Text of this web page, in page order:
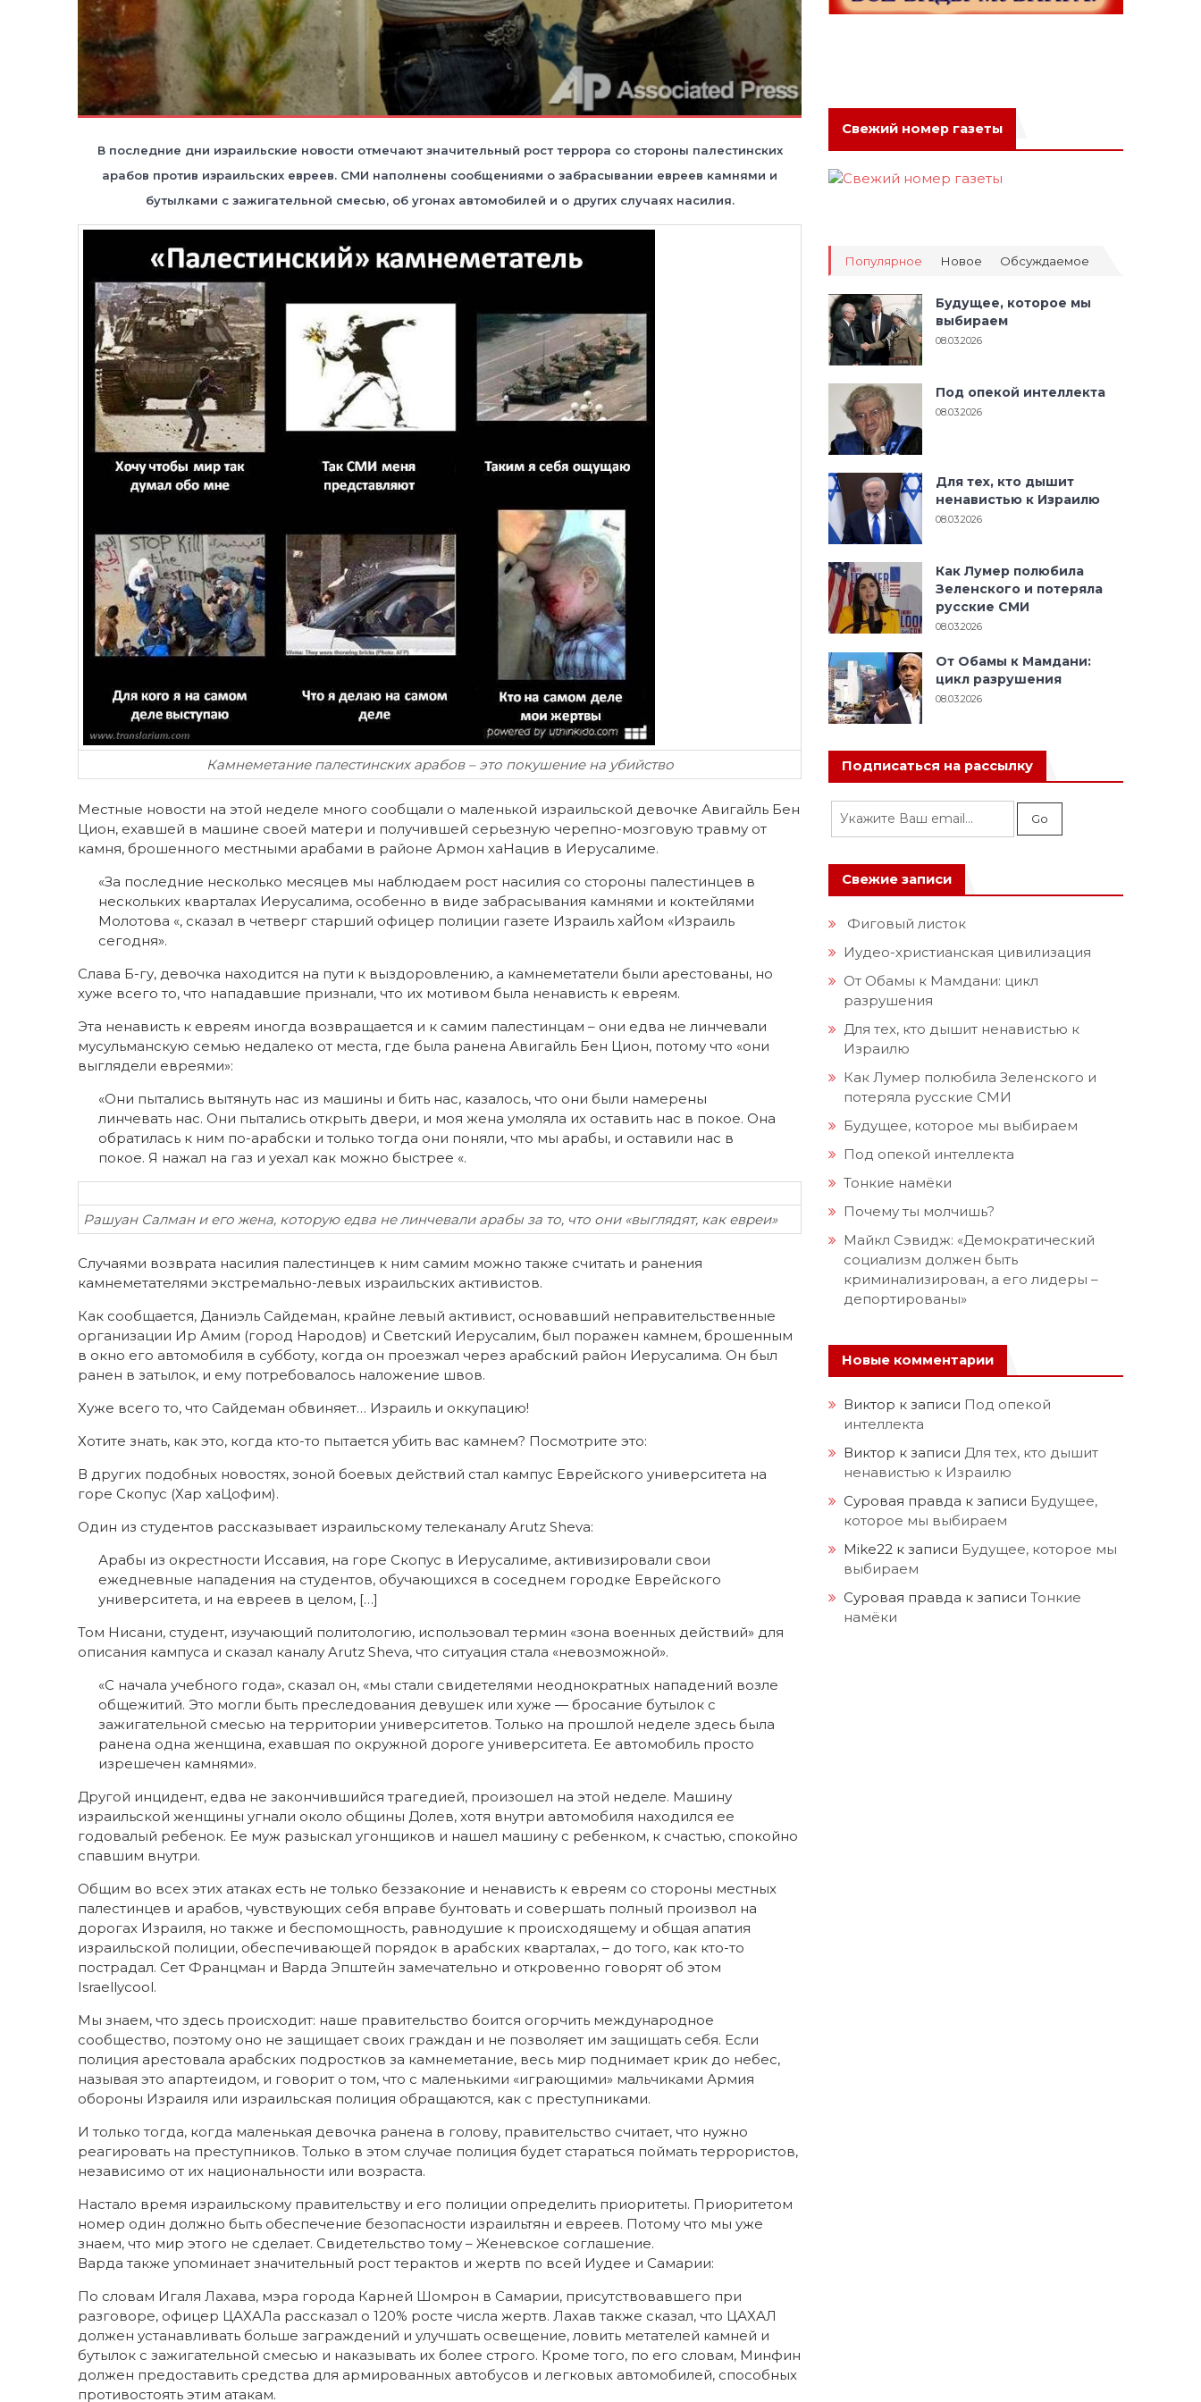
В последние дни израильские новости отмечают значительный рост террора со стороны палестинских
арабов против израильских евреев. СМИ наполнены сообщениями о забрасывании евреев камнями и
бутылками с зажигательной смесью, об угонах автомобилей и о других случаях насилия.
Камнеметание палестинских арабов – это покушение на убийство
Местные новости на этой неделе много сообщали о маленькой израильской девочке Авигайль Бен
Цион, ехавшей в машине своей матери и получившей серьезную черепно-мозговую травму от
камня, брошенного местными арабами в районе Армон хаНацив в Иерусалиме.
«За последние несколько месяцев мы наблюдаем рост насилия со стороны палестинцев в
нескольких кварталах Иерусалима, особенно в виде забрасывания камнями и коктейлями
Молотова «, сказал в четверг старший офицер полиции газете Израиль хаЙом «Израиль
сегодня».
Слава Б-гу, девочка находится на пути к выздоровлению, а камнеметатели были арестованы, но
хуже всего то, что нападавшие признали, что их мотивом была ненависть к евреям.
Эта ненависть к евреям иногда возвращается и к самим палестинцам – они едва не линчевали
мусульманскую семью недалеко от места, где была ранена Авигайль Бен Цион, ​​потому что «они
выглядели евреями»:
«Они пытались вытянуть нас из машины и бить нас, казалось, что они были намерены
линчевать нас. Они пытались открыть двери, и моя жена умоляла их оставить нас в покое. Она
обратилась к ним по-арабски и только тогда они поняли, что мы арабы, и оставили нас в
покое. Я нажал на газ и уехал как можно быстрее «.
Рашуан Салман и его жена, которую едва не линчевали арабы за то, что они «выглядят, как евреи»
Случаями возврата насилия палестинцев к ним самим можно также считать и ранения
камнеметателями экстремально-левых израильских активистов.
Как сообщается, Даниэль Сайдеман, крайне левый активист, основавший неправительственные
организации Ир Амим (город Народов) и Светский Иерусалим, был поражен камнем, брошенным
в окно его автомобиля в субботу, когда он проезжал через арабский район Иерусалима. Он был
ранен в затылок, и ему потребовалось наложение швов.
Хуже всего то, что Сайдеман обвиняет… Израиль и оккупацию!
Хотите знать, как это, когда кто-то пытается убить вас камнем? Посмотрите это:
В других подобных новостях, зоной боевых действий стал кампус Еврейского университета на
горе Скопус (Хар хаЦофим).
Один из студентов рассказывает израильскому телеканалу Arutz Sheva:
Арабы из окрестности Иссавия, на горе Скопус в Иерусалиме, активизировали свои
ежедневные нападения на студентов, обучающихся в соседнем городке Еврейского
университета, и на евреев в целом, […]
Том Нисани, студент, изучающий политологию, использовал термин «зона военных действий» для
описания кампуса и сказал каналу Arutz Sheva, что ситуация стала «невозможной».
«С начала учебного года», сказал он, «мы стали свидетелями неоднократных нападений возле
общежитий. Это могли быть преследования девушек или хуже — бросание бутылок с
зажигательной смесью на территории университетов. Только на прошлой неделе здесь была
ранена одна женщина, ехавшая по окружной дороге университета. Ее автомобиль просто
изрешечен камнями».
Другой инцидент, едва не закончившийся трагедией, произошел на этой неделе. Машину
израильской женщины угнали около общины Долев, хотя внутри автомобиля находился ее
годовалый ребенок. Ее муж разыскал угонщиков и нашел машину с ребенком, к счастью, спокойно
спавшим внутри.
Общим во всех этих атаках есть не только беззаконие и ненависть к евреям со стороны местных
палестинцев и арабов, чувствующих себя вправе бунтовать и совершать полный произвол на
дорогах Израиля, но также и беспомощность, равнодушие к происходящему и общая апатия
израильской полиции, обеспечивающей порядок в арабских кварталах, – до того, как кто-то
пострадал. Сет Францман и Варда Эпштейн замечательно и откровенно говорят об этом
Israellycool.
Мы знаем, что здесь происходит: наше правительство боится огорчить международное
сообщество, поэтому оно не защищает своих граждан и не позволяет им защищать себя. Если
полиция арестовала арабских подростков за камнеметание, весь мир поднимает крик до небес,
называя это апартеидом, и говорит о том, что с маленькими «играющими» мальчиками Армия
обороны Израиля или израильская полиция обращаются, как с преступниками.
И только тогда, когда маленькая девочка ранена в голову, правительство считает, что нужно
реагировать на преступников. Только в этом случае полиция будет стараться поймать террористов,
независимо от их национальности или возраста.
Настало время израильскому правительству и его полиции определить приоритеты. Приоритетом
номер один должно быть обеспечение безопасности израильтян и евреев. Потому что мы уже
знаем, что мир этого не сделает. Свидетельство тому – Женевское соглашение.
Варда также упоминает значительный рост терактов и жертв по всей Иудее и Самарии:
По словам Игаля Лахава, мэра города Карней Шомрон в Самарии, присутствовавшего при
разговоре, офицер ЦАХАЛа рассказал о 120% росте числа жертв. Лахав также сказал, что ЦАХАЛ
должен устанавливать больше заграждений и улучшать освещение, ловить метателей камней и
бутылок с зажигательной смесью и наказывать их более строго. Кроме того, по его словам, Минфин
должен предоставить средства для армированных автобусов и легковых автомобилей, способных
противостоять этим атакам.
Свежий номер газеты
Популярное Новое Обсуждаемое
Будущее, которое мы
выбираем
08.03.2026
Под опекой интеллекта
08.03.2026
Для тех, кто дышит
ненавистью к Израилю
08.03.2026
Как Лумер полюбила
Зеленского и потеряла
русские СМИ
08.03.2026
От Обамы к Мамдани:
цикл разрушения
08.03.2026
Подписаться на рассылку
Свежие записи
Фиговый листок
Иудео-христианская цивилизация
От Обамы к Мамдани: цикл
разрушения
Для тех, кто дышит ненавистью к
Израилю
Как Лумер полюбила Зеленского и
потеряла русские СМИ
Будущее, которое мы выбираем
Под опекой интеллекта
Тонкие намёки
Почему ты молчишь?
Майкл Сэвидж: «Демократический
социализм должен быть
криминализирован, а его лидеры –
депортированы»
Новые комментарии
Виктор к записи Под опекой
интеллекта
Виктор к записи Для тех, кто дышит
ненавистью к Израилю
Суровая правда к записи Будущее,
которое мы выбираем
Mike22 к записи Будущее, которое мы
выбираем
Суровая правда к записи Тонкие
намёки